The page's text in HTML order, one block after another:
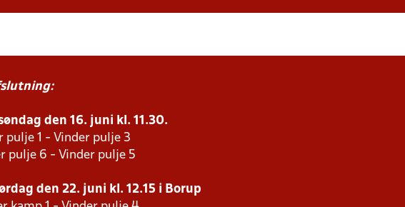
den 16. juni kl. 11.30.
pulje 1 - Vinder pulje 3
pulje 6 - Vinder pulje 5
den 22. juni kl. 12.15 i Borup